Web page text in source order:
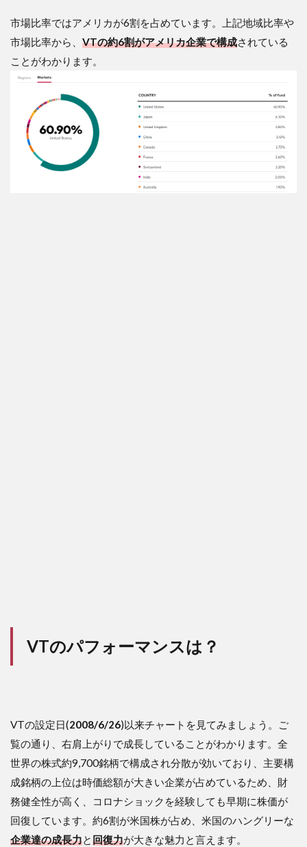
市場比率ではアメリカが6割を占めています。上記地域比率や
市場比率から、 VTの約6割がアメリカ企業で構成されている
ことがわかります。
VTのパフォーマンスは？
VTの設定日(2008/6/26)以来チャートを見てみましょう。ご
覧の通り、右肩上がりで成長していることがわかります。全
世界の株式約9,700銘柄で構成され分散が効いており、主要構
成銘柄の上位は時価総額が大きい企業が占めているため、財
務健全性が高く、コロナショックを経験しても早期に株価が
回復しています。約6割が米国株が占め、米国のハングリーな
企業達の成長力と回復力が大きな魅力と言えます。